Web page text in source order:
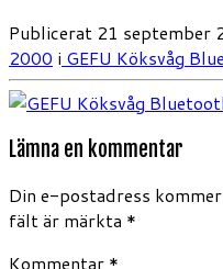
Publicerat 21 september
2000 i GEFU Köksvåg
Lämna en kommentar
Din e-postadress
fält är märkta *
Kommentar *